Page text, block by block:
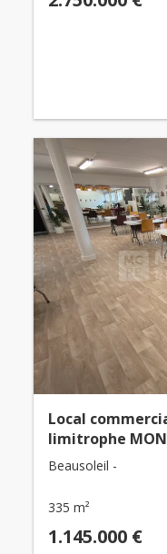
Local
limitrophe
Beausoleil -
335 m²
1.145.000 €